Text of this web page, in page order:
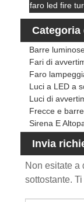
faro led fire
Categoria
Barre
Fari di
Faro
Luci a LED a
Luci di
Frecce e
Sirena E
Invia
Non esitate a
sottostante.